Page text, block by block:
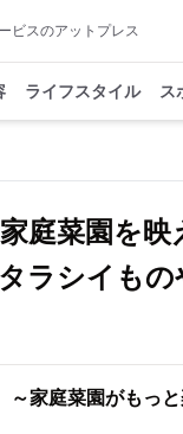
ビスのアットプレス
ライフスタイル ス
家庭菜園を
タラシイも
～家庭菜園がもっ